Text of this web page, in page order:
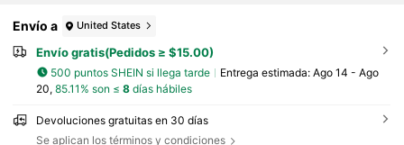
Envío a United States
Envío gratis(Pedidos ≥ $15.00)
500 puntos SHEIN si llega tarde Entrega estimada: Ago 14 - Ago
20, 85.11% son ≤ 8días hábiles
Devoluciones gratuitas en 30 días
Se aplican los términos y condiciones